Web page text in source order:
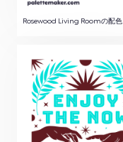
Rosewood Living Roomの配色